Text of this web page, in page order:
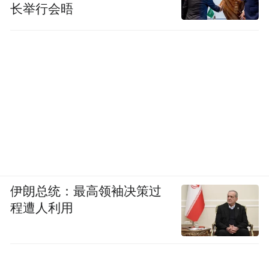
长举行会晤
伊朗总统：最高领袖决策过
程遭人利用